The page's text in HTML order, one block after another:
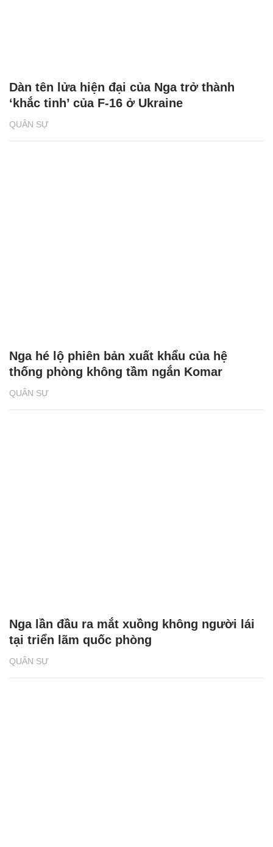
QUÂN SỰ
Dàn tên lửa hiện đại của Nga trở thành
‘khắc tinh’ của F-16 ở Ukraine
QUÂN SỰ
Nga hé lộ phiên bản xuất khẩu của hệ
thống phòng không tầm ngắn Komar
QUÂN SỰ
Nga lần đầu ra mắt xuồng không người lái
tại triển lãm quốc phòng